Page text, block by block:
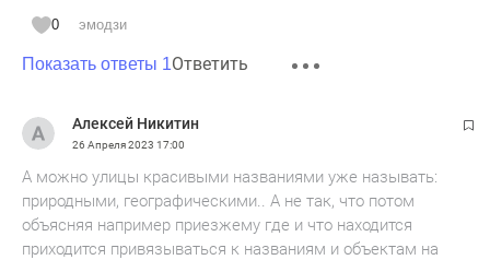
0 эмодзи
Показать ответы 1Ответить
Алексей Никитин
26 Апреля 2023 17:00
А можно улицы красивыми названиями уже называть:
природными, географическими.. А не так, что потом
объясняя например приезжему где и что находится
приходится привязываться к названиям и объектам на